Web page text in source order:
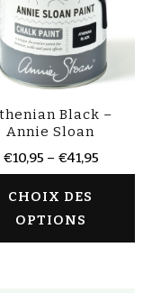
Black –
Annie Sloan
€10,95 – €41,95
CHOIX DES
OPTIONS